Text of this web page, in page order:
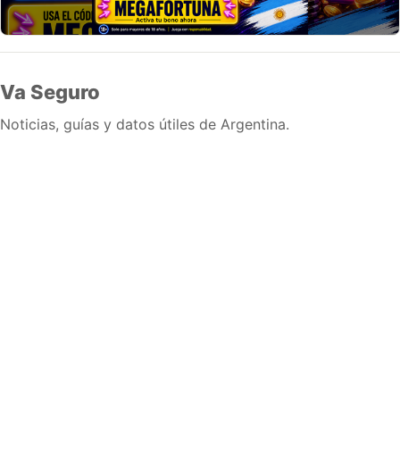
Va Seguro
Noticias, guías y datos útiles de Argentina.